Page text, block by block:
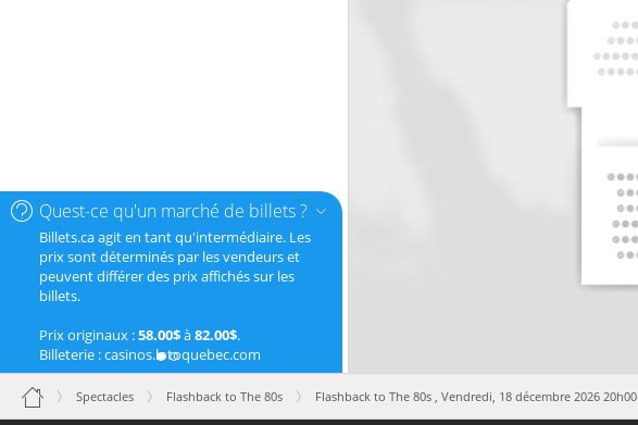
Quest-ce qu'un marché de billets ?
Billets.ca agit en tant qu'intermédiaire. Les
prix sont déterminés par les vendeurs et
peuvent différer des prix affichés sur les
billets.
Prix originaux :58.00$à82.00$.
Billeterie : casinos.lotoquebec.com
Spectacles Flashback to The 80s Flashback to The 80s , Vendredi, 18 décembre 2026 20h00